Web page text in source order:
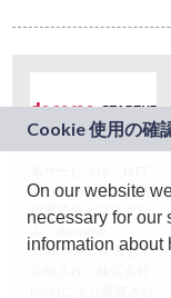
ドコモグループの新
規事業創出プログラ
ム「docomo
STARTUP」を通じて
On our website
necessary for our
information about